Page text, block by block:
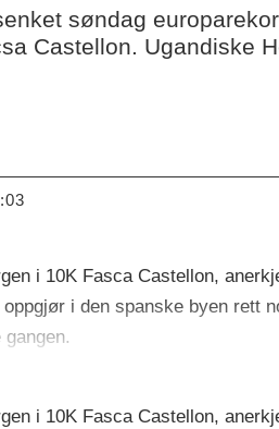
søndag
Castellon. Ugandiske
i 10K Fasca Castellon,
i den spanske byen rett
i 10K Fasca Castellon,